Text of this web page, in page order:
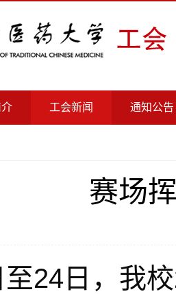
工会新闻 通知公告
赛场
24日，我